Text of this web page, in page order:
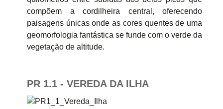
compõem a cordilheira central, oferecendo
paisagens únicas onde as cores quentes de uma
geomorfologia fantástica se funde com o verde da
vegetação de altitude.
PR 1.1 - VEREDA DA ILHA